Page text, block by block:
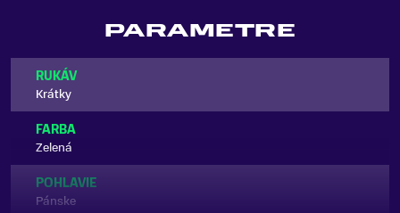
PARAMETRE
RUKÁV
Krátky
FARBA
Zelená
POHLAVIE
Pánske